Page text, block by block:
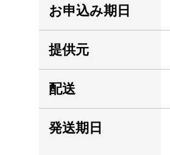
お申込み期日
提供元
配送
発送期日